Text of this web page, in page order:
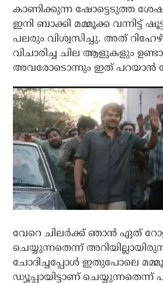
കാണിക്കുന്ന ഷോട്ടെടുത്ത
ഇനി ബാക്കി മമ്മൂക്ക വന്നിട്ട്
പലരും വിശ്വസിച്ചു. അത്
വിചാരിച്ച ചില ആളുകളും
അവരോടൊന്നും ഇത് പറയാന്‍
വേറെ ചിലര്‍ക്ക് ഞാന്‍ ഏത്
ചെയ്യുന്നതെന്ന്
ചോദിച്ചപ്പോള്‍ ഇതുപോലെ
ഡ്യൂപ്പായിട്ടാണ്